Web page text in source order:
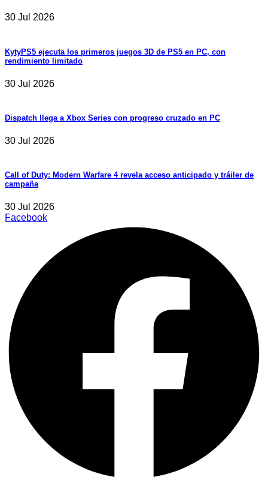
30 Jul 2026
KytyPS5 ejecuta los primeros juegos 3D de PS5 en PC, con
rendimiento limitado
30 Jul 2026
Dispatch llega a Xbox Series con progreso cruzado en PC
30 Jul 2026
Call of Duty: Modern Warfare 4 revela acceso anticipado y tráiler de
campaña
30 Jul 2026
Facebook